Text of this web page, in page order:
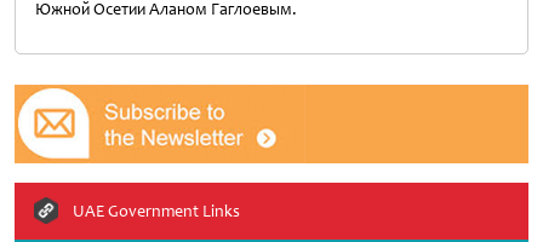
Южной Осетии Аланом Гаглоевым.
UAE Government Links